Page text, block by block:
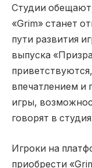
Студии
«Grim» станет
пути развития
выпуска
впечатлением и
игры,
говорят в
Игроки на
приобрести